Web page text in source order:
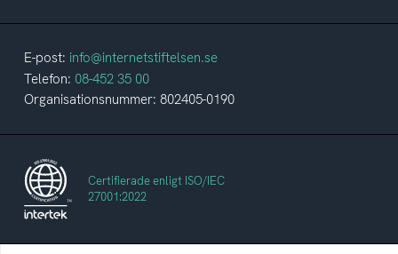
E-post: info@internetstiftelsen.se
Telefon: 08-452 35 00
Organisationsnummer: 802405-0190
Certifierade enligt ISO/IEC
27001:2022